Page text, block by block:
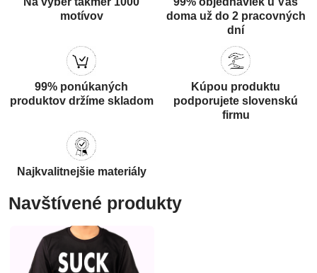
motívov
doma už do 2 pracovných
dní
99% ponúkaných
produktov držíme skladom
Kúpou produktu
podporujete slovenskú
firmu
Najkvalitnejšie materiály
Navštívené produkty